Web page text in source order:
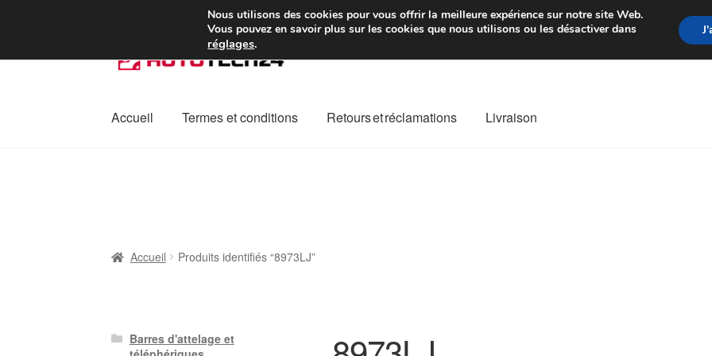
Colissimo livraison à partir de 7 EUR Du lundi au
à
navigation
au
Accueil Termes et conditions Retours et réclamations Livraison
Accueil Produits identifiés “8973LJ”
Barres d'attelage et
Nous utilisons des cookies pour vous offrir la meilleure expérience sur notre site Web.
Vous pouvez en savoir plus sur les cookies que nous utilisons ou les désactiver dans
réglages.